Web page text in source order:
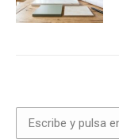
Buscar: